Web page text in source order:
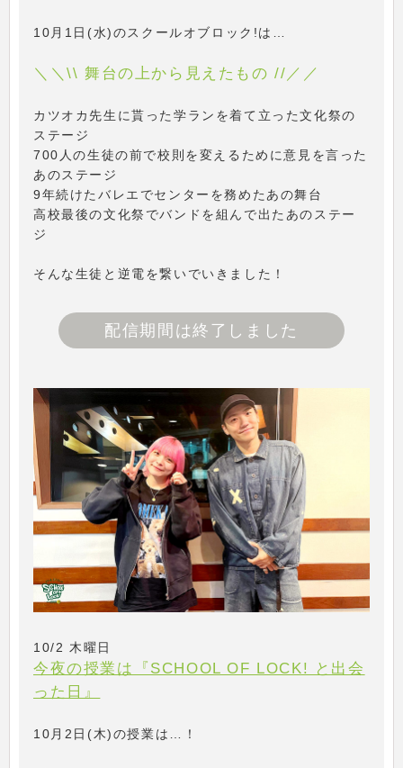
10月1日(水)のスクールオブロック!は…
＼＼\\ 舞台の上から見えたもの //／／
カツオカ先生に貰った学ランを着て立った文化祭の
ステージ
700人の生徒の前で校則を変えるために意見を言った
あのステージ
9年続けたバレエでセンターを務めたあの舞台
高校最後の文化祭でバンドを組んで出たあのステー
ジ
そんな生徒と逆電を繋いでいきました！
配信期間は終了しました
10/2 木曜日
今夜の授業は『SCHOOL OF LOCK! と出会
った日』
10月2日(木)の授業は…！